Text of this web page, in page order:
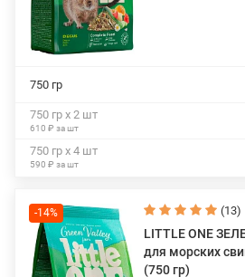
750 гр
750 гр х 2 шт
610 ₽ за шт
750 гр х 4 шт
590 ₽ за шт
-14% (13)
LITTLE ONE
для морских
(750 гр)